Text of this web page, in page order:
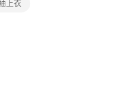
人或監護人之同意方可使用
個別帳號之用戶狀況，依本公司即
上衣